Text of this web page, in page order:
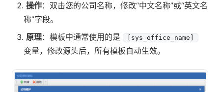
操作：双击您的公司名称，修改“中文名称”或“英文名
称”字段。
原理：模板中通常使用的是 [sys_office_name]
变量，修改源头后，所有模板自动生效。